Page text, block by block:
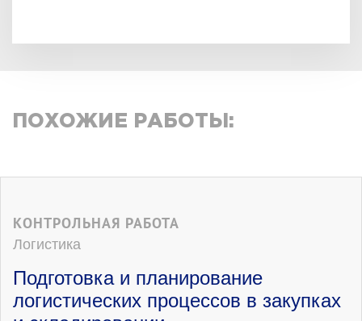
ПОХОЖИЕ РАБОТЫ:
КОНТРОЛЬНАЯ РАБОТА
Логистика
Подготовка и планирование
логистических процессов в закупках